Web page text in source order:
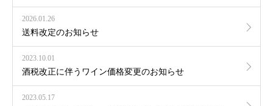
2026.01.26
送料改定のお知らせ
2023.10.01
酒税改正に伴うワイン価格変更のお知らせ
2023.05.17